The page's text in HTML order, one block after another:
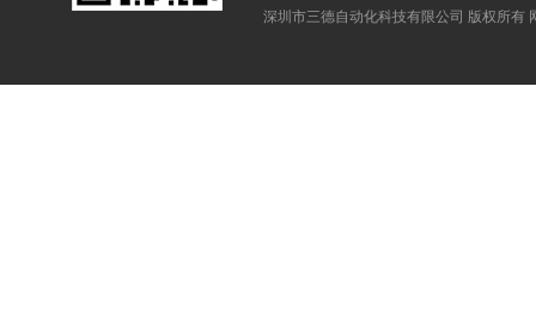
深圳市三德自动化科技有限公司 版权所有